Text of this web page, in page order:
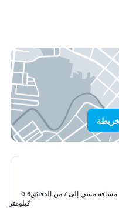
مسافة مشي إلى 7 من الدقائق
0.6
كيلومتر